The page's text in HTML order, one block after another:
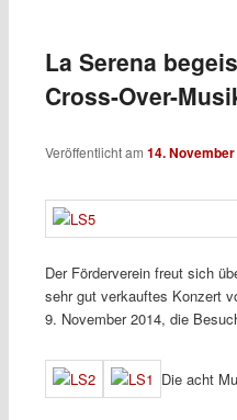
La Serena
Cross-Over-
Veröffentlicht am 14.
Der Förderverein freut sich
sehr gut verkauftes Konzert
9. November 2014, die
Die acht